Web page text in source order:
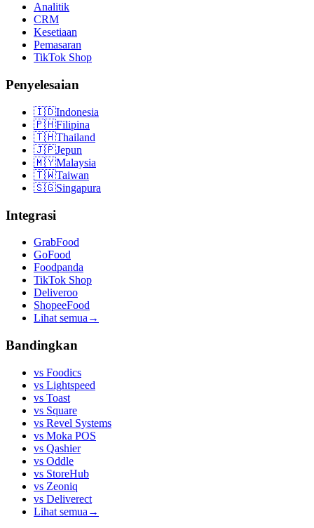
Analitik
CRM
Kesetiaan
Pemasaran
TikTok Shop
Penyelesaian
🇮🇩Indonesia
🇵🇭Filipina
🇹🇭Thailand
🇯🇵Jepun
🇲🇾Malaysia
🇹🇼Taiwan
🇸🇬Singapura
Integrasi
GrabFood
GoFood
Foodpanda
TikTok Shop
Deliveroo
ShopeeFood
Lihat semua →
Bandingkan
vs Foodics
vs Lightspeed
vs Toast
vs Square
vs Revel Systems
vs Moka POS
vs Qashier
vs Oddle
vs StoreHub
vs Zeoniq
vs Deliverect
Lihat semua →